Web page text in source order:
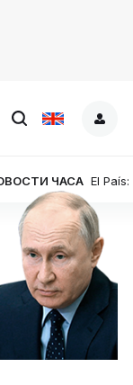
El País: власти